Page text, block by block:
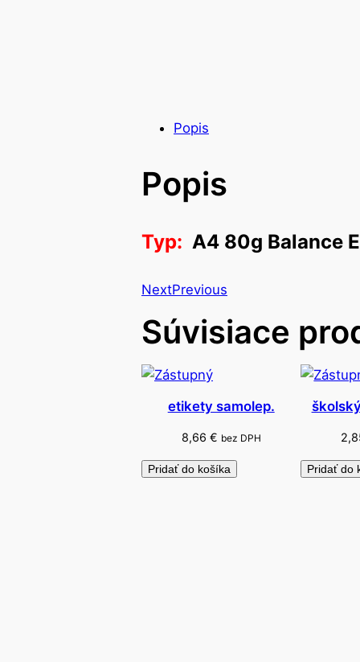
Popis
Popis
Typ: A4 80g Balance
NextPrevious
Súvisiace
etikety samolep.
8,66 € bez DPH
Pridať do košíka Pridať do